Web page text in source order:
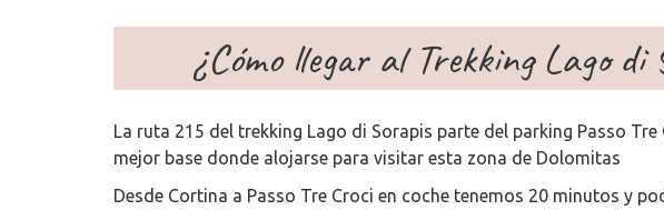
¿Cómo llegar al Trekking Lago di
La ruta 215 del trekking Lago di Sorapis parte del parking Passo
mejor base donde alojarse para visitar esta zona de Dolomitas
Desde Cortina a Passo Tre Croci en coche tenemos 20 minutos y